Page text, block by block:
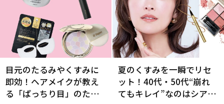
目元のたるみやくすみに
即効！ヘアメイクが教え
る「ぱっちり目」のため
夏のくすみを一瞬でリセ
ット！40代・50代“崩れ
てもキレイ”なのはシアー